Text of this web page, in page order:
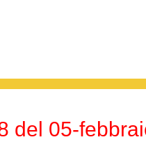
del 05-